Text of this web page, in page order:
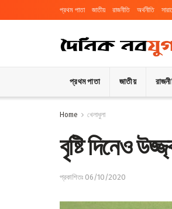
প্রথম পাতা জাতীয় রাজনীতি অর্থনীতি
প্রথম পাতা জাতীয়
Home খেলাধুলা
বৃষ্টি দিনেও
প্রকাশিতঃ 06/10/2020